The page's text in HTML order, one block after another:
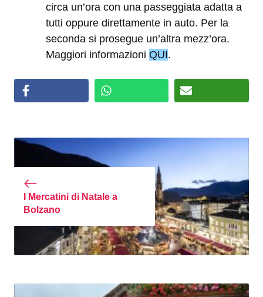
circa un’ora con una passeggiata adatta a
tutti oppure direttamente in auto. Per la
seconda si prosegue un’altra mezz’ora.
Maggiori informazioni QUI.
I Mercatini di Natale a
Bolzano